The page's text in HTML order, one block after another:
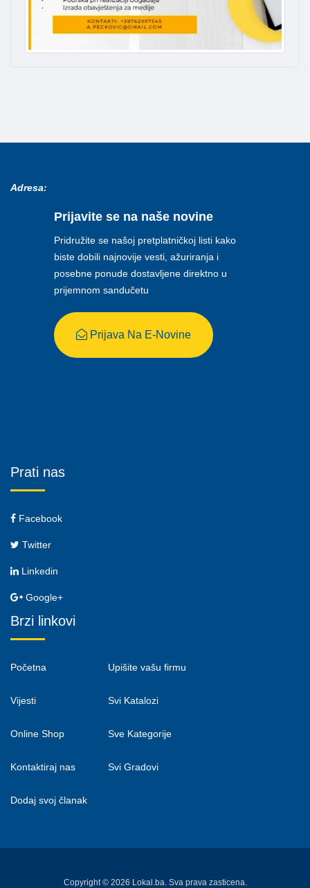
Adresa:
Prijavite se na naše novine
Pridružite se našoj pretplatničkoj listi kako
biste dobili najnovije vesti, ažuriranja i
posebne ponude dostavljene direktno u
prijemnom sandučetu
Prijava Na E-Novine
Prati nas
Facebook
Twitter
Linkedin
Google+
Brzi linkovi
Početna
Vijesti
Online Shop
Kontaktiraj nas
Dodaj svoj članak
Upišite vašu firmu
Svi Katalozi
Sve Kategorije
Svi Gradovi
Copyright © 2026 Lokal.ba. Sva prava zasticena.